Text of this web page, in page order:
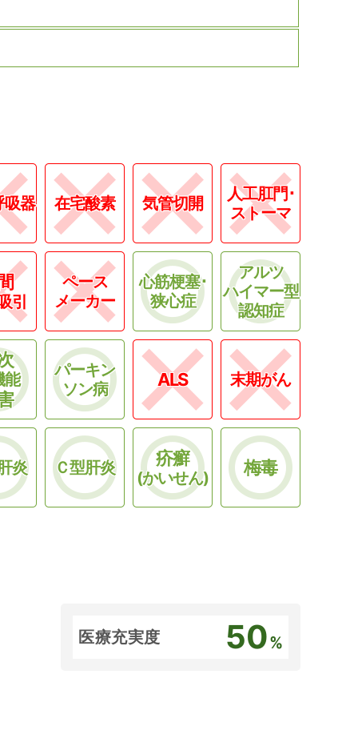
吸器 在宅酸素 気管切開
人工肛門･
ストーマ
引
ペース
メーカー
心筋梗塞･
狭心症
アルツ
ハイマー型
認知症
能
パーキン
ソン病
ALS 末期がん
炎 Ｃ型肝炎 疥癬
(かいせん) 梅毒
医療充実度 50%